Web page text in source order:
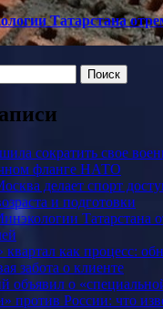
Татарстана
сократить свое
фланге НАТО
делает спорт
и подготовки
Татарстана
как процесс:
забота о клиенте
объявил о
против России: что